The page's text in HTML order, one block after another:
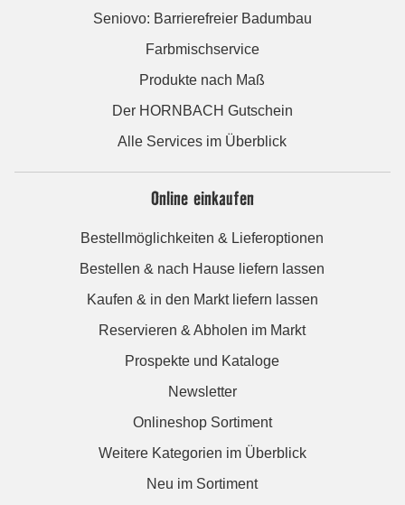
Seniovo: Barrierefreier Badumbau
Farbmischservice
Produkte nach Maß
Der HORNBACH Gutschein
Alle Services im Überblick
Online einkaufen
Bestellmöglichkeiten & Lieferoptionen
Bestellen & nach Hause liefern lassen
Kaufen & in den Markt liefern lassen
Reservieren & Abholen im Markt
Prospekte und Kataloge
Newsletter
Onlineshop Sortiment
Weitere Kategorien im Überblick
Neu im Sortiment